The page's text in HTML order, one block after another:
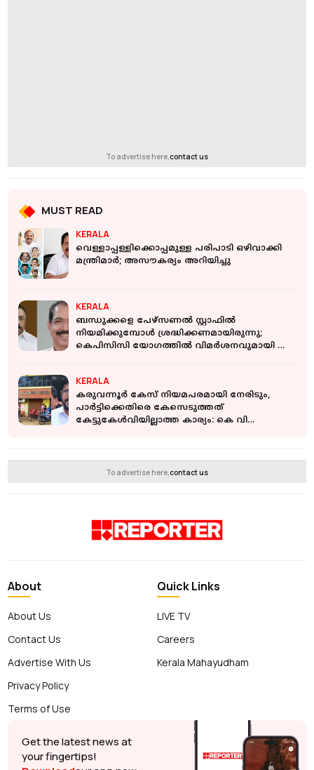
To advertise here,contact us
MUST READ
KERALA
വെള്ളാപ്പള്ളിക്കൊപ്പമുള്ള പരിപാടി ഒഴിവാക്കി
മന്ത്രിമാര്‍; അസൗകര്യം അറിയിച്ചു
KERALA
ബന്ധുക്കളെ പേഴ്‌സണൽ സ്റ്റാഫിൽ
നിയമിക്കുമ്പോൾ ശ്രദ്ധിക്കണമായിരുന്നു;
കെപിസിസി യോഗത്തിൽ വിമർശനവുമായി എം
KERALA
കരുവന്നൂർ കേസ് നിയമപരമായി നേരിടും,
പാർട്ടിക്കെതിരെ കേസെടുത്തത്
കേട്ടുകേൾവിയില്ലാത്ത കാര്യം: കെ വി
To advertise here,contact us
About
About Us
Contact Us
Advertise With Us
Privacy Policy
Terms of Use
Quick Links
LIVE TV
Careers
Kerala Mahayudham
Get the latest news at
your fingertips!